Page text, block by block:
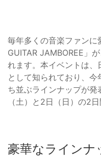
毎年多くの音楽ファンに
GUITAR JAMBOREE」
れます。本イベントは、
として知られており、
ち並ぶラインナップが発
（土）と2日（日）の2日
豪華なラインナ